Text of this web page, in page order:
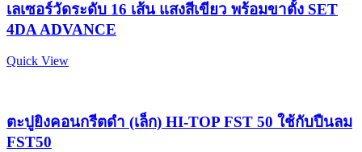
เลเซอร์วัดระดับ 16 เส้น แสงสีเขียว พร้อมขาตั้ง SET
4DA ADVANCE
Quick View
ตะปูยิงคอนกรีตดำ (เล็ก) HI-TOP FST 50 ใช้กับปืนลม
FST50